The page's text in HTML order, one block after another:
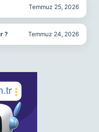
Temmuz 25, 2026
? Temmuz 24, 2026